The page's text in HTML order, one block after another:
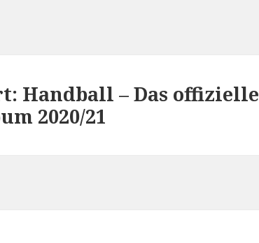
Handball – Das offizielle
2020/21